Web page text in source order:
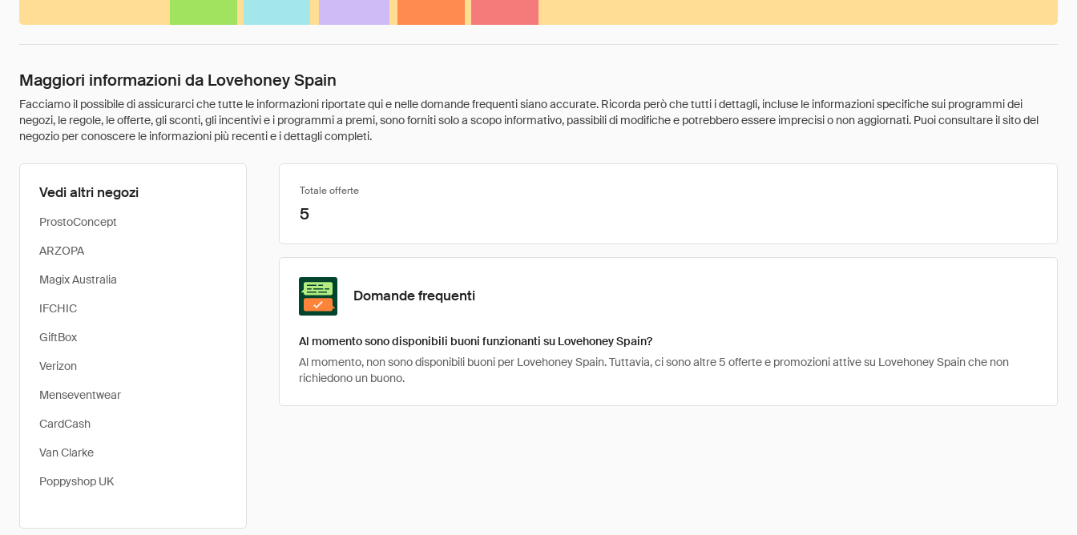
Maggiori informazioni da Lovehoney Spain
Facciamo il possibile di assicurarci che tutte le informazioni riportate qui e nelle domande frequenti siano accurate. Ricorda però che tutti i dettagli, incluse le informazioni specifiche sui programmi dei
negozi, le regole, le offerte, gli sconti, gli incentivi e i programmi a premi, sono forniti solo a scopo informativo, passibili di modifiche e potrebbero essere imprecisi o non aggiornati. Puoi consultare il sito del
negozio per conoscere le informazioni più recenti e i dettagli completi.
Vedi altri negozi
ProstoConcept
ARZOPA
Magix Australia
IFCHIC
GiftBox
Verizon
Menseventwear
CardCash
Van Clarke
Poppyshop UK
Totale offerte
5
Domande frequenti
Al momento sono disponibili buoni funzionanti su Lovehoney Spain?
Al momento, non sono disponibili buoni per Lovehoney Spain. Tuttavia, ci sono altre 5 offerte e promozioni attive su Lovehoney Spain che non
richiedono un buono.